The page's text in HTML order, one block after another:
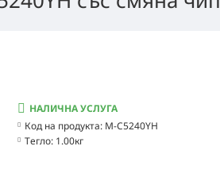
НАЛИЧНА УСЛУГА
Код на продукта: M-C5240YH
Тегло: 1.00кг